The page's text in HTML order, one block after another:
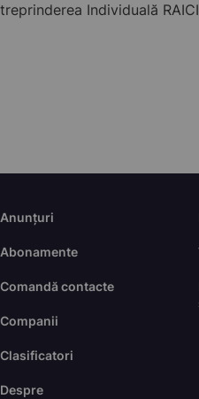
Individuală
Anunțuri
Abonamente
Comandă contacte
Companii
Clasificatori
Despre